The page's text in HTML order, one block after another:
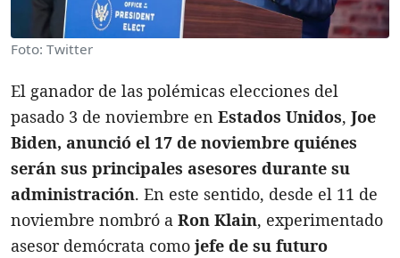
Foto: Twitter
El ganador de las polémicas elecciones del
pasado 3 de noviembre en Estados Unidos, Joe
Biden, anunció el 17 de noviembre quiénes
serán sus principales asesores durante su
administración. En este sentido, desde el 11 de
noviembre nombró a Ron Klain, experimentado
asesor demócrata como jefe de su futuro